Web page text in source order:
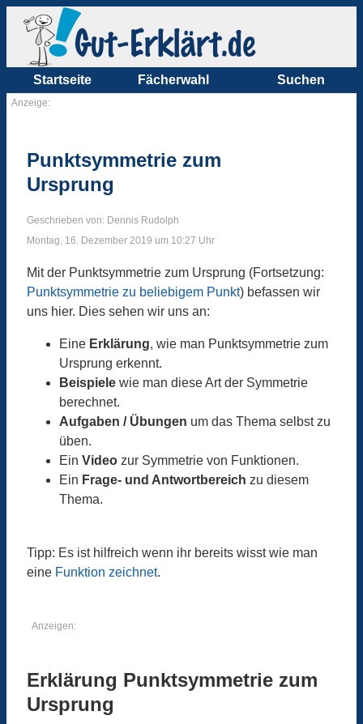
Startseite Fächerwahl Suchen
Anzeige:
Punktsymmetrie zum
Ursprung
Geschrieben von: Dennis Rudolph
Montag, 16. Dezember 2019 um 10:27 Uhr
Mit der Punktsymmetrie zum Ursprung (Fortsetzung:
Punktsymmetrie zu beliebigem Punkt) befassen wir
uns hier. Dies sehen wir uns an:
Eine Erklärung, wie man Punktsymmetrie zum
Ursprung erkennt.
Beispiele wie man diese Art der Symmetrie
berechnet.
Aufgaben / Übungen um das Thema selbst zu
üben.
Ein Video zur Symmetrie von Funktionen.
Ein Frage- und Antwortbereich zu diesem
Thema.
Tipp: Es ist hilfreich wenn ihr bereits wisst wie man
eine Funktion zeichnet.
Anzeigen:
Erklärung Punktsymmetrie zum
Ursprung